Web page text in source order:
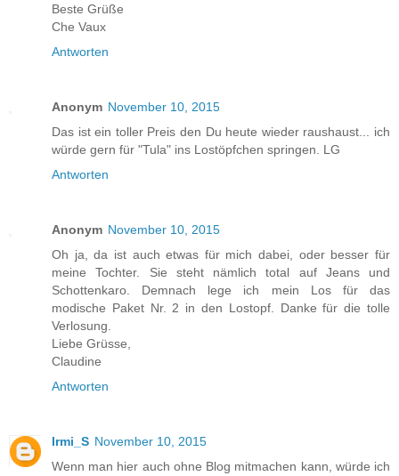
Beste Grüße
Che Vaux
Antworten
Anonym November 10, 2015
Das ist ein toller Preis den Du heute wieder raushaust... ich
würde gern für "Tula" ins Lostöpfchen springen. LG
Antworten
Anonym November 10, 2015
Oh ja, da ist auch etwas für mich dabei, oder besser für
meine Tochter. Sie steht nämlich total auf Jeans und
Schottenkaro. Demnach lege ich mein Los für das
modische Paket Nr. 2 in den Lostopf. Danke für die tolle
Verlosung.
Liebe Grüsse,
Claudine
Antworten
Irmi_S November 10, 2015
Wenn man hier auch ohne Blog mitmachen kann, würde ich